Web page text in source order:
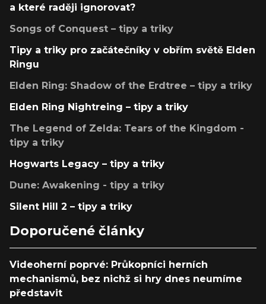
a které raději ignorovat?
Songs of Conquest – tipy a triky
Tipy a triky pro začátečníky v obřím světě Elden
Ringu
Elden Ring: Shadow of the Erdtree – tipy a triky
Elden Ring Nightreing – tipy a triky
The Legend of Zelda: Tears of the Kingdom -
tipy a triky
Hogwarts Legacy – tipy a triky
Dune: Awakening - tipy a triky
Silent Hill 2 – tipy a triky
Doporučené články
Videoherní poprvé: Průkopníci herních
mechanismů, bez nichž si hry dnes neumíme
představit